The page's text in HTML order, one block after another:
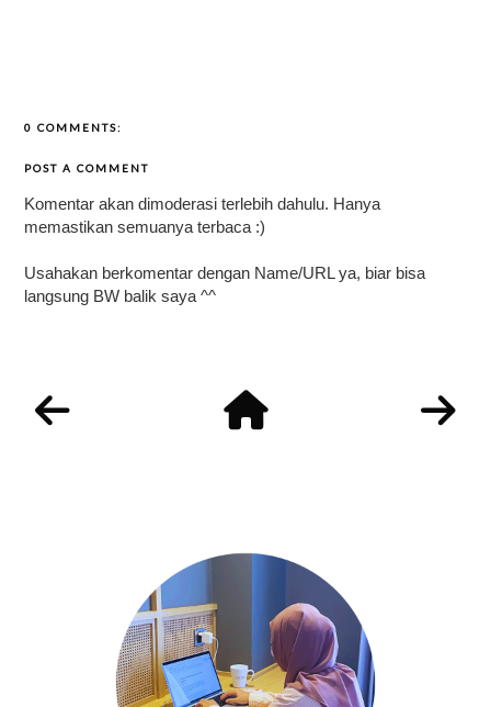
0 COMMENTS:
POST A COMMENT
Komentar akan dimoderasi terlebih dahulu. Hanya
memastikan semuanya terbaca :)
Usahakan berkomentar dengan Name/URL ya, biar bisa
langsung BW balik saya ^^